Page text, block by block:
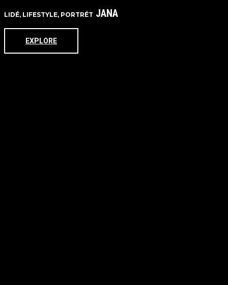
LIDÉ, LIFESTYLE, PORTRÉT JANA
EXPLORE